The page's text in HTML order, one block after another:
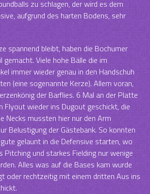
zu schlagen, der wird es dem
aufgrund des harten Bodens, sehr
spannend bleibt, haben die Bochumer
gemacht. Viele hohe Bälle die im
immer wieder genau in den Handschuh
(eine sogenannte Kerze). Allem voran,
der Barflies. 6 Mal an der Platte
Flyout wieder ins Dugout geschickt, die
Necks mussten hier nur den Arm
Belustigung der Gästebank. So konnten
gelaunt in die Defensive starten, wo
Pitching und starkes Fielding nur wenige
Alles was auf die Bases kam wurde
oder rechtzeitig mit einem dritten Aus ins